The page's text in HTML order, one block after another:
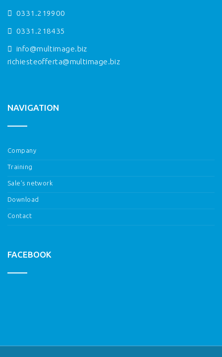
0331.219900
0331.218435
info@multimage.biz
richiesteofferta@multimage.biz
NAVIGATION
Company
Training
Sale’s network
Download
Contact
FACEBOOK